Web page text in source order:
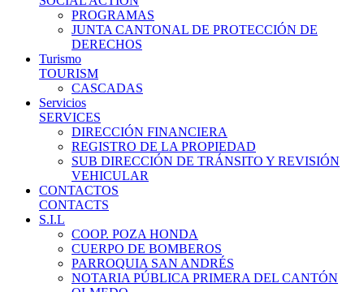
PROGRAMAS
JUNTA CANTONAL DE PROTECCIÓN DE
DERECHOS
Turismo
TOURISM
CASCADAS
Servicios
SERVICES
DIRECCIÓN FINANCIERA
REGISTRO DE LA PROPIEDAD
SUB DIRECCIÓN DE TRÁNSITO Y REVISIÓN
VEHICULAR
CONTACTOS
CONTACTS
S.I.L
COOP. POZA HONDA
CUERPO DE BOMBEROS
PARROQUIA SAN ANDRÉS
NOTARIA PÚBLICA PRIMERA DEL CANTÓN